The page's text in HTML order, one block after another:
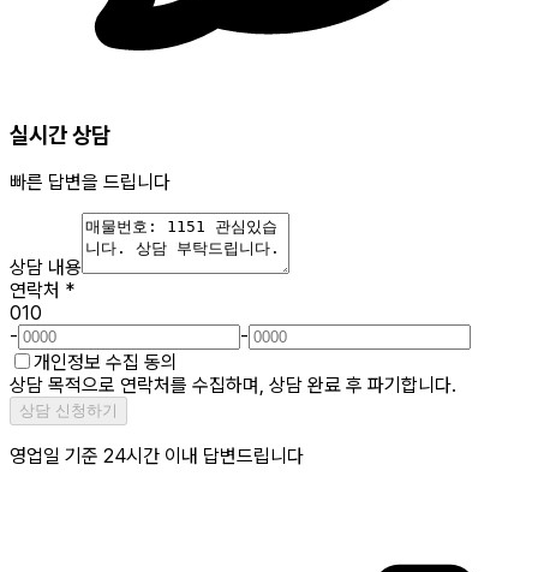
실시간 상담
빠른 답변을 드립니다
상담 내용
연락처 *
010
-
-
개인정보 수집 동의
상담 목적으로 연락처를 수집하며, 상담 완료 후 파기합니다.
상담 신청하기
영업일 기준 24시간 이내 답변드립니다